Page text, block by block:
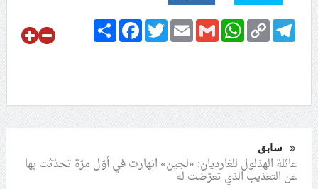
ShareFacebookTwitterEmailGmail
WhatsApp Copy
Link
Telegram
سابق
عائلة الهذلول للغارديان: «لجين» انهارت في أوّل مرّة تحدّثت بها
عن التعذيب الذي تعرّضت له